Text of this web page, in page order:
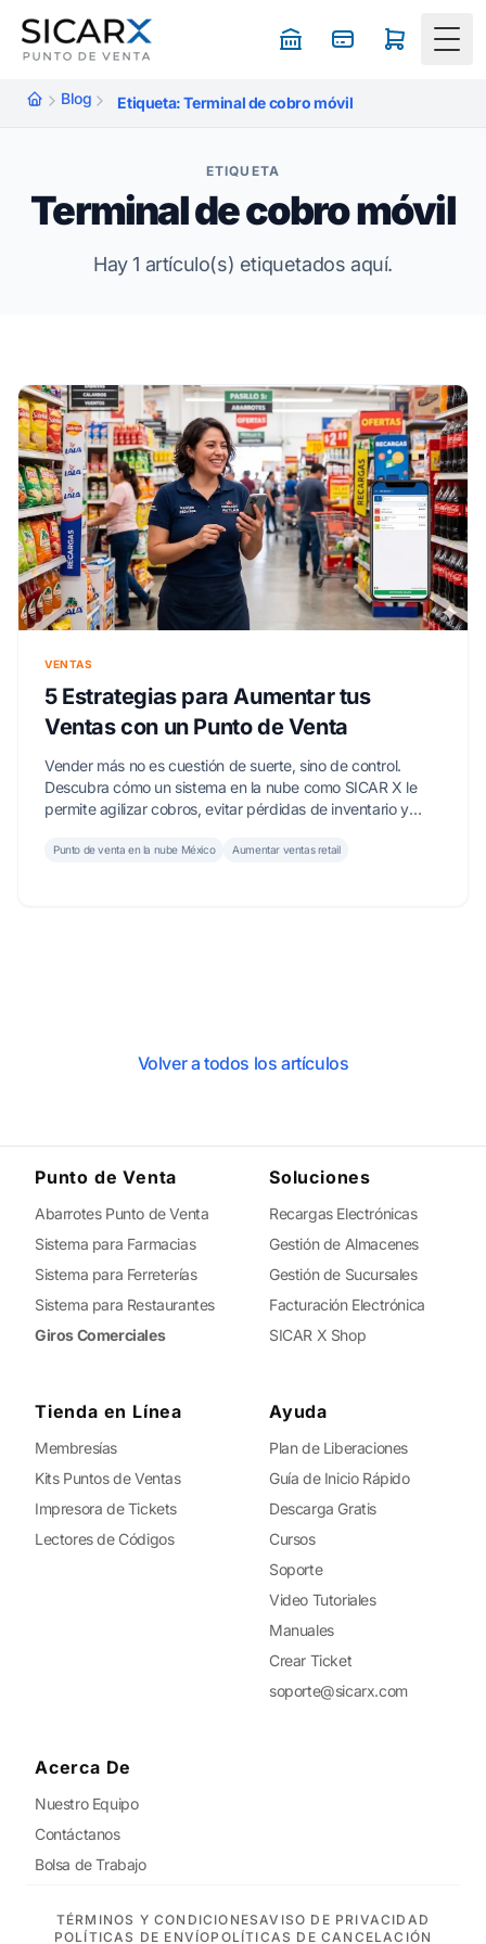
Blog Etiqueta: Terminal de cobro móvil
ETIQUETA
Terminal de cobro móvil
Hay 1 artículo(s) etiquetados aquí.
VENTAS
5 Estrategias para Aumentar tus
Ventas con un Punto de Venta
Vender más no es cuestión de suerte, sino de control.
Descubra cómo un sistema en la nube como SICAR X le
permite agilizar cobros, evitar pérdidas de inventario y
Punto de venta en la nube México Aumentar ventas retail
Volver a todos los artículos
Punto de Venta
Abarrotes Punto de Venta
Sistema para Farmacias
Sistema para Ferreterías
Sistema para Restaurantes
Giros Comerciales
Soluciones
Recargas Electrónicas
Gestión de Almacenes
Gestión de Sucursales
Facturación Electrónica
SICAR X Shop
Tienda en Línea
Membresías
Kits Puntos de Ventas
Impresora de Tickets
Lectores de Códigos
Ayuda
Plan de Liberaciones
Guía de Inicio Rápido
Descarga Gratis
Cursos
Soporte
Video Tutoriales
Manuales
Crear Ticket
soporte@sicarx.com
Acerca De
Nuestro Equipo
Contáctanos
Bolsa de Trabajo
TÉRMINOS Y CONDICIONESAVISO DE PRIVACIDAD
POLÍTICAS DE ENVÍOPOLÍTICAS DE CANCELACIÓN